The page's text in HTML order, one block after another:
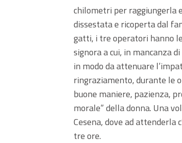
chilometri per raggiungerla
dissestata e ricoperta dal
gatti, i tre operatori hanno
signora a cui, in mancanza
in modo da attenuare
ringraziamento, durante le
buone maniere, pazienza,
morale” della donna. Una
Cesena, dove ad attenderla
tre ore.